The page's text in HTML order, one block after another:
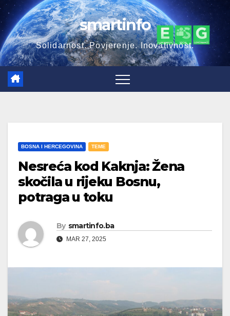
Skip
to
content
smartinfo
Solidarnost. Povjerenje. Inovativnost.
BOSNA I HERCEGOVINA TEME
Nesreća kod Kaknja: Žena
skočila u rijeku Bosnu,
potraga u toku
By smartinfo.ba
MAR 27, 2025